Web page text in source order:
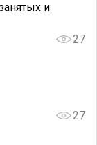
и
27
27